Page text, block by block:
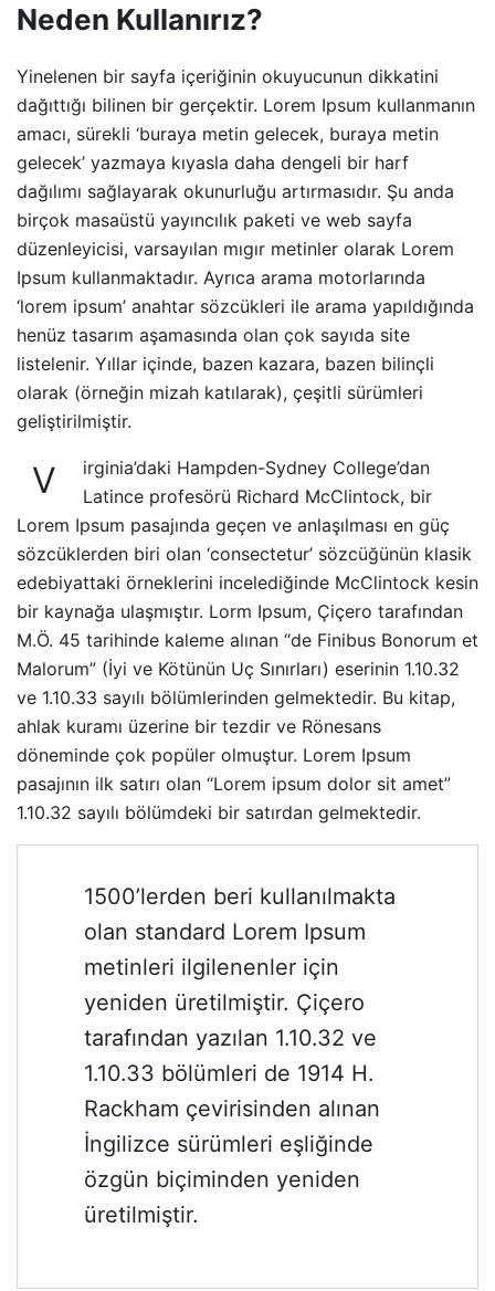
Neden Kullanırız?
Yinelenen bir sayfa içeriğinin okuyucunun dikkatini
dağıttığı bilinen bir gerçektir. Lorem Ipsum kullanmanın
amacı, sürekli ‘buraya metin gelecek, buraya metin
gelecek’ yazmaya kıyasla daha dengeli bir harf
dağılımı sağlayarak okunurluğu artırmasıdır. Şu anda
birçok masaüstü yayıncılık paketi ve web sayfa
düzenleyicisi, varsayılan mıgır metinler olarak Lorem
Ipsum kullanmaktadır. Ayrıca arama motorlarında
‘lorem ipsum’ anahtar sözcükleri ile arama yapıldığında
henüz tasarım aşamasında olan çok sayıda site
listelenir. Yıllar içinde, bazen kazara, bazen bilinçli
olarak (örneğin mizah katılarak), çeşitli sürümleri
geliştirilmiştir.
V
irginia’daki Hampden-Sydney College’dan
Latince profesörü Richard McClintock, bir
Lorem Ipsum pasajında geçen ve anlaşılması en güç
sözcüklerden biri olan ‘consectetur’ sözcüğünün klasik
edebiyattaki örneklerini incelediğinde McClintock kesin
bir kaynağa ulaşmıştır. Lorm Ipsum, Çiçero tarafından
M.Ö. 45 tarihinde kaleme alınan “de Finibus Bonorum et
Malorum” (İyi ve Kötünün Uç Sınırları) eserinin 1.10.32
ve 1.10.33 sayılı bölümlerinden gelmektedir. Bu kitap,
ahlak kuramı üzerine bir tezdir ve Rönesans
döneminde çok popüler olmuştur. Lorem Ipsum
pasajının ilk satırı olan “Lorem ipsum dolor sit amet”
1.10.32 sayılı bölümdeki bir satırdan gelmektedir.
1500’lerden beri kullanılmakta
olan standard Lorem Ipsum
metinleri ilgilenenler için
yeniden üretilmiştir. Çiçero
tarafından yazılan 1.10.32 ve
1.10.33 bölümleri de 1914 H.
Rackham çevirisinden alınan
İngilizce sürümleri eşliğinde
özgün biçiminden yeniden
üretilmiştir.